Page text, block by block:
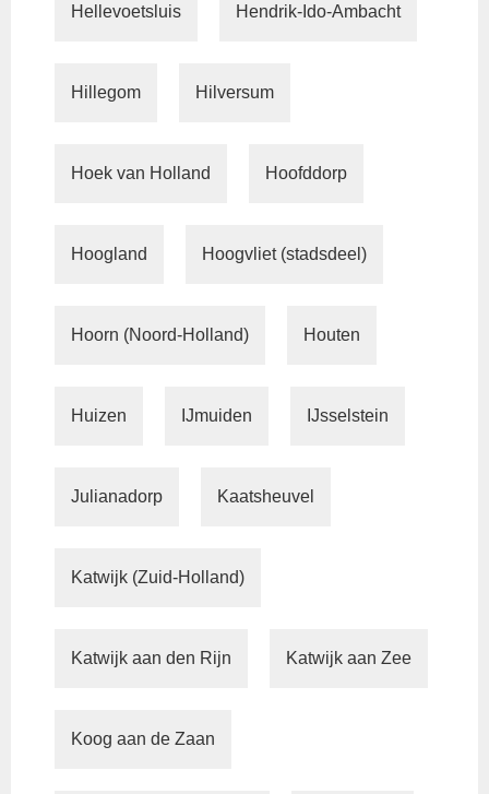
Hellevoetsluis Hendrik-Ido-Ambacht
Hillegom Hilversum
Hoek van Holland Hoofddorp
Hoogland Hoogvliet (stadsdeel)
Hoorn (Noord-Holland) Houten
Huizen IJmuiden IJsselstein
Julianadorp Kaatsheuvel
Katwijk (Zuid-Holland)
Katwijk aan den Rijn Katwijk aan Zee
Koog aan de Zaan